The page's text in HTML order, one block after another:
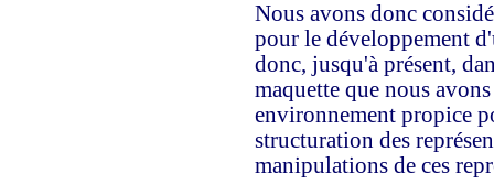
Nous avons donc
pour le développement
donc, jusqu'à présent,
maquette que nous
environnement propice
structuration des
manipulations de ces